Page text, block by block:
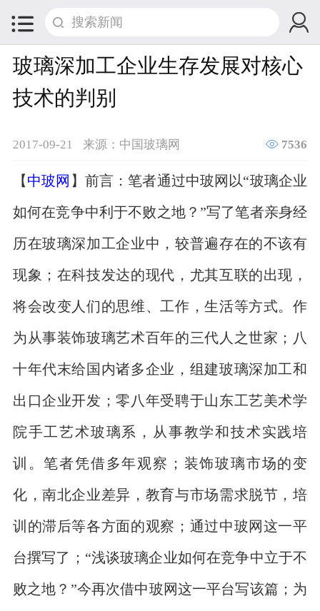
 
玻璃深加工企业生存发展对核心
技术的判别
2017-09-21 来源：中国玻璃网  7536
【 中玻网 】前言：笔者通过中玻网以“玻璃企业
如何在竞争中利于不败之地？”写了笔者亲身经
历在玻璃深加工企业中，较普遍存在的不该有
现象；在科技发达的现代，尤其互联的出现，
将会改变人们的思维、工作，生活等方式。作
为从事装饰玻璃艺术百年的三代人之世家；八
十年代末给国内诸多企业，组建玻璃深加工和
出口企业开发；零八年受聘于山东工艺美术学
院手工艺术玻璃系，从事教学和技术实践培
训。笔者凭借多年观察；装饰玻璃市场的变
化，南北企业差异，教育与市场需求脱节，培
训的滞后等各方面的观察；通过中玻网这一平
台撰写了；“浅谈玻璃企业如何在竞争中立于不
败之地？”今再次借中玻网这一平台写该篇；为